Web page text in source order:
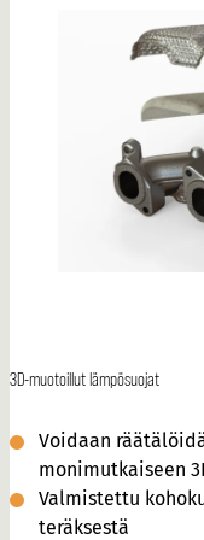
3D-muotoillut lämpösuojat
Voidaan
monimutkaiseen
Valmistettu
teräksestä